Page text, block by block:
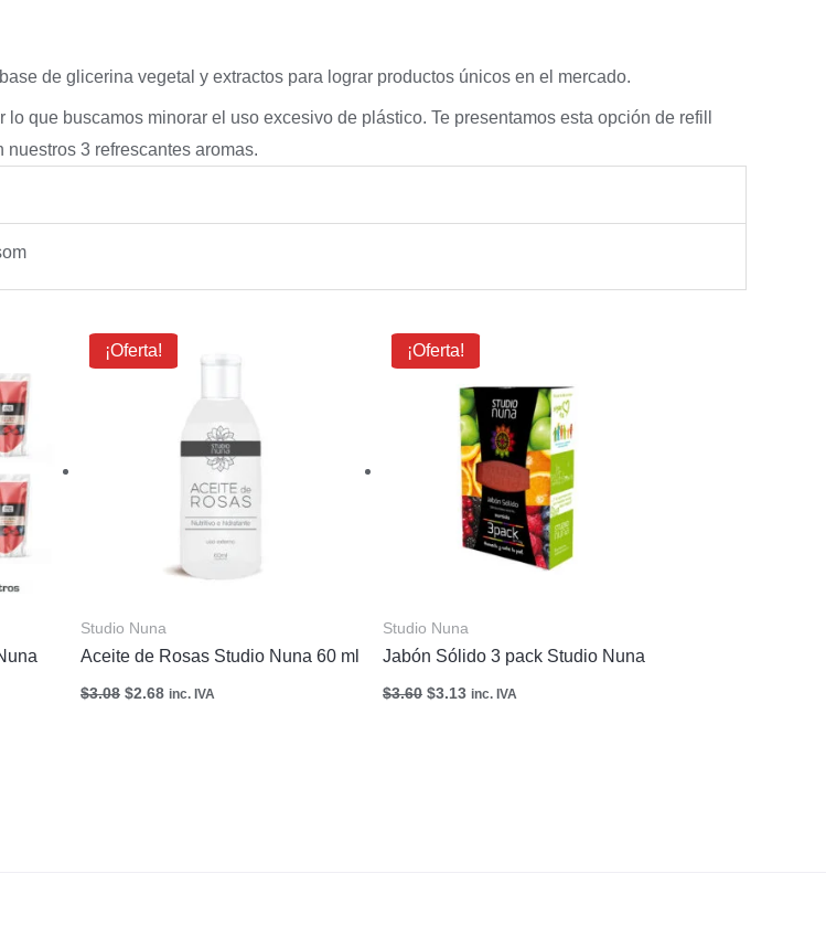
de glicerina vegetal y extractos para lograr productos únicos en el mercado.
que buscamos minorar el uso excesivo de plástico. Te presentamos esta opción de refill
3 refrescantes aromas.
¡Oferta!
Studio Nuna
Aceite de Rosas Studio Nuna 60 ml
$3.08
El
precio
original
$2.68
El
actual
inc. IVA
¡Oferta!
Studio Nuna
Jabón Sólido 3 pack Studio Nuna
$3.60
El
precio
original
$3.60.
$3.13
El
actual
es:
$3.13.
inc. IVA